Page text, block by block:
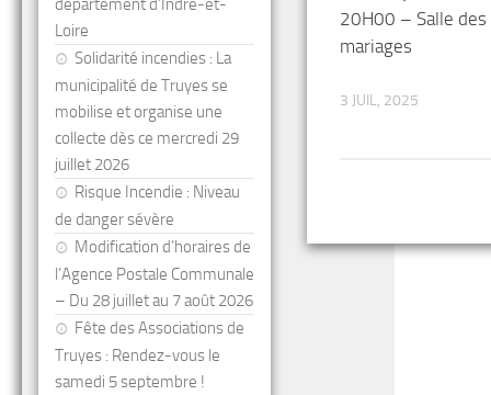
20H00 – Salle des
mariages
3 JUIL, 2025
département d’Indre-et-
Loire
Solidarité incendies : La
municipalité de Truyes se
mobilise et organise une
collecte dès ce mercredi 29
juillet 2026
Risque Incendie : Niveau
de danger sévère
Modification d’horaires de
l’Agence Postale Communale
– Du 28 juillet au 7 août 2026
Fête des Associations de
Truyes : Rendez-vous le
samedi 5 septembre !